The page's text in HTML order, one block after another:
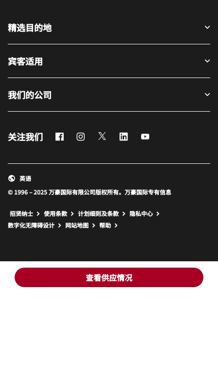
查看供应情况
精选目的地
宾客适用
我们的公司
关注我们 FacebookInstagram
Twitter LinkedIn
© 1996 – 2025 万豪国际有限公司版权所有。万豪国际专有信息
英语
招贤纳士 使用条款 计划细则及条款
隐私中心
数字化无障碍设计
网站地图 打开新窗口
帮助